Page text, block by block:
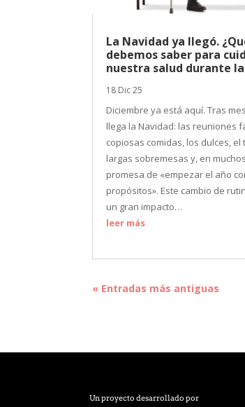
La Navidad ya llegó.
debemos saber para
nuestra salud durante
18 Dic 25
Diciembre ya está aquí. Tras
llega la Navidad: las reuniones
copiosas comidas, los dulces, el
largas sobremesas y, en
promesa de «empezar el año
propósitos». Este cambio de
un gran impacto…
leer más
« Entradas más antiguas
Un proyecto desarrollado por